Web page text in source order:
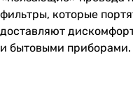
фильтры, которые
доставляют
и бытовыми приборами.